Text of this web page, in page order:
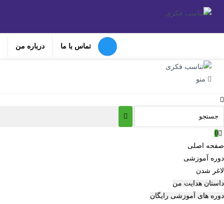
درباره من تماس با ما
منو
0
صفحه اصلی
دوره‌ آموزشی
لاغر شدن
داستان هدایت من
دوره های آموزشی رایگان